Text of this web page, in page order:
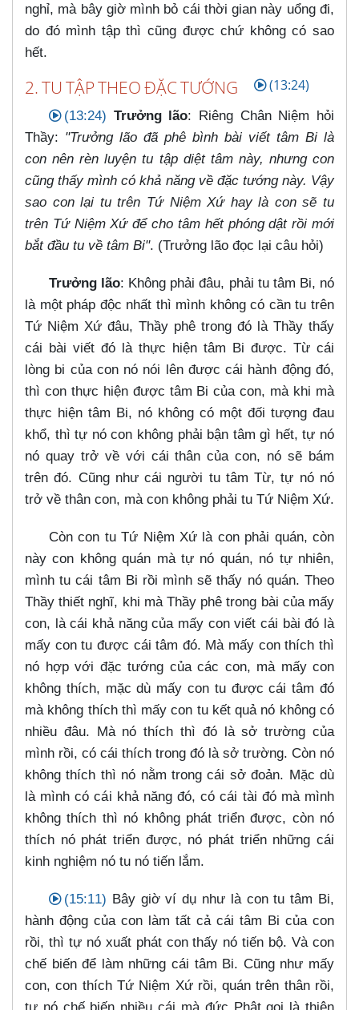
nghỉ, mà bây giờ mình bỏ cái thời gian này uổng đi,
do đó mình tập thì cũng được chứ không có sao
hết.
2. TU TẬP THEO ĐẶC TƯỚNG (13:24)
(13:24) Trưởng lão: Riêng Chân Niệm hỏi
Thầy: "Trưởng lão đã phê bình bài viết tâm Bi là
con nên rèn luyện tu tập diệt tâm này, nhưng con
cũng thấy mình có khả năng về đặc tướng này. Vậy
sao con lại tu trên Tứ Niệm Xứ hay là con sẽ tu
trên Tứ Niệm Xứ để cho tâm hết phóng dật rồi mới
bắt đầu tu về tâm Bi". (Trưởng lão đọc lại câu hỏi)
Trưởng lão: Không phải đâu, phải tu tâm Bi, nó
là một pháp độc nhất thì mình không có cần tu trên
Tứ Niệm Xứ đâu, Thầy phê trong đó là Thầy thấy
cái bài viết đó là thực hiện tâm Bi được. Từ cái
lòng bi của con nó nói lên được cái hành động đó,
thì con thực hiện được tâm Bi của con, mà khi mà
thực hiện tâm Bi, nó không có một đối tượng đau
khổ, thì tự nó con không phải bận tâm gì hết, tự nó
nó quay trở về với cái thân của con, nó sẽ bám
trên đó. Cũng như cái người tu tâm Từ, tự nó nó
trở về thân con, mà con không phải tu Tứ Niệm Xứ.
Còn con tu Tứ Niệm Xứ là con phải quán, còn
này con không quán mà tự nó quán, nó tự nhiên,
mình tu cái tâm Bi rồi mình sẽ thấy nó quán. Theo
Thầy thiết nghĩ, khi mà Thầy phê trong bài của mấy
con, là cái khả năng của mấy con viết cái bài đó là
mấy con tu được cái tâm đó. Mà mấy con thích thì
nó hợp với đặc tướng của các con, mà mấy con
không thích, mặc dù mấy con tu được cái tâm đó
mà không thích thì mấy con tu kết quả nó không có
nhiều đâu. Mà nó thích thì đó là sở trường của
mình rồi, có cái thích trong đó là sở trường. Còn nó
không thích thì nó nằm trong cái sở đoản. Mặc dù
là mình có cái khả năng đó, có cái tài đó mà mình
không thích thì nó không phát triển được, còn nó
thích nó phát triển được, nó phát triển những cái
kinh nghiệm nó tu nó tiến lắm.
(15:11) Bây giờ ví dụ như là con tu tâm Bi,
hành động của con làm tất cả cái tâm Bi của con
rồi, thì tự nó xuất phát con thấy nó tiến bộ. Và con
chế biến để làm những cái tâm Bi. Cũng như mấy
con, con thích Tứ Niệm Xứ rồi, quán trên thân rồi,